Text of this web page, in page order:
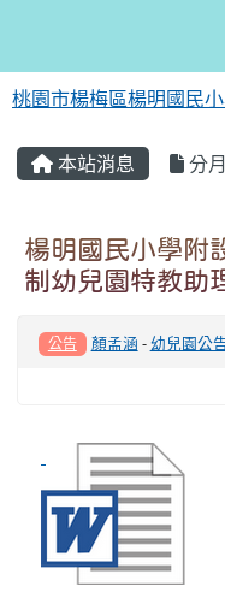
桃園市楊梅區楊明國民
本站消息 分
楊明國民小學附
制幼兒園特教助
公告 顏孟涵 -幼兒園公